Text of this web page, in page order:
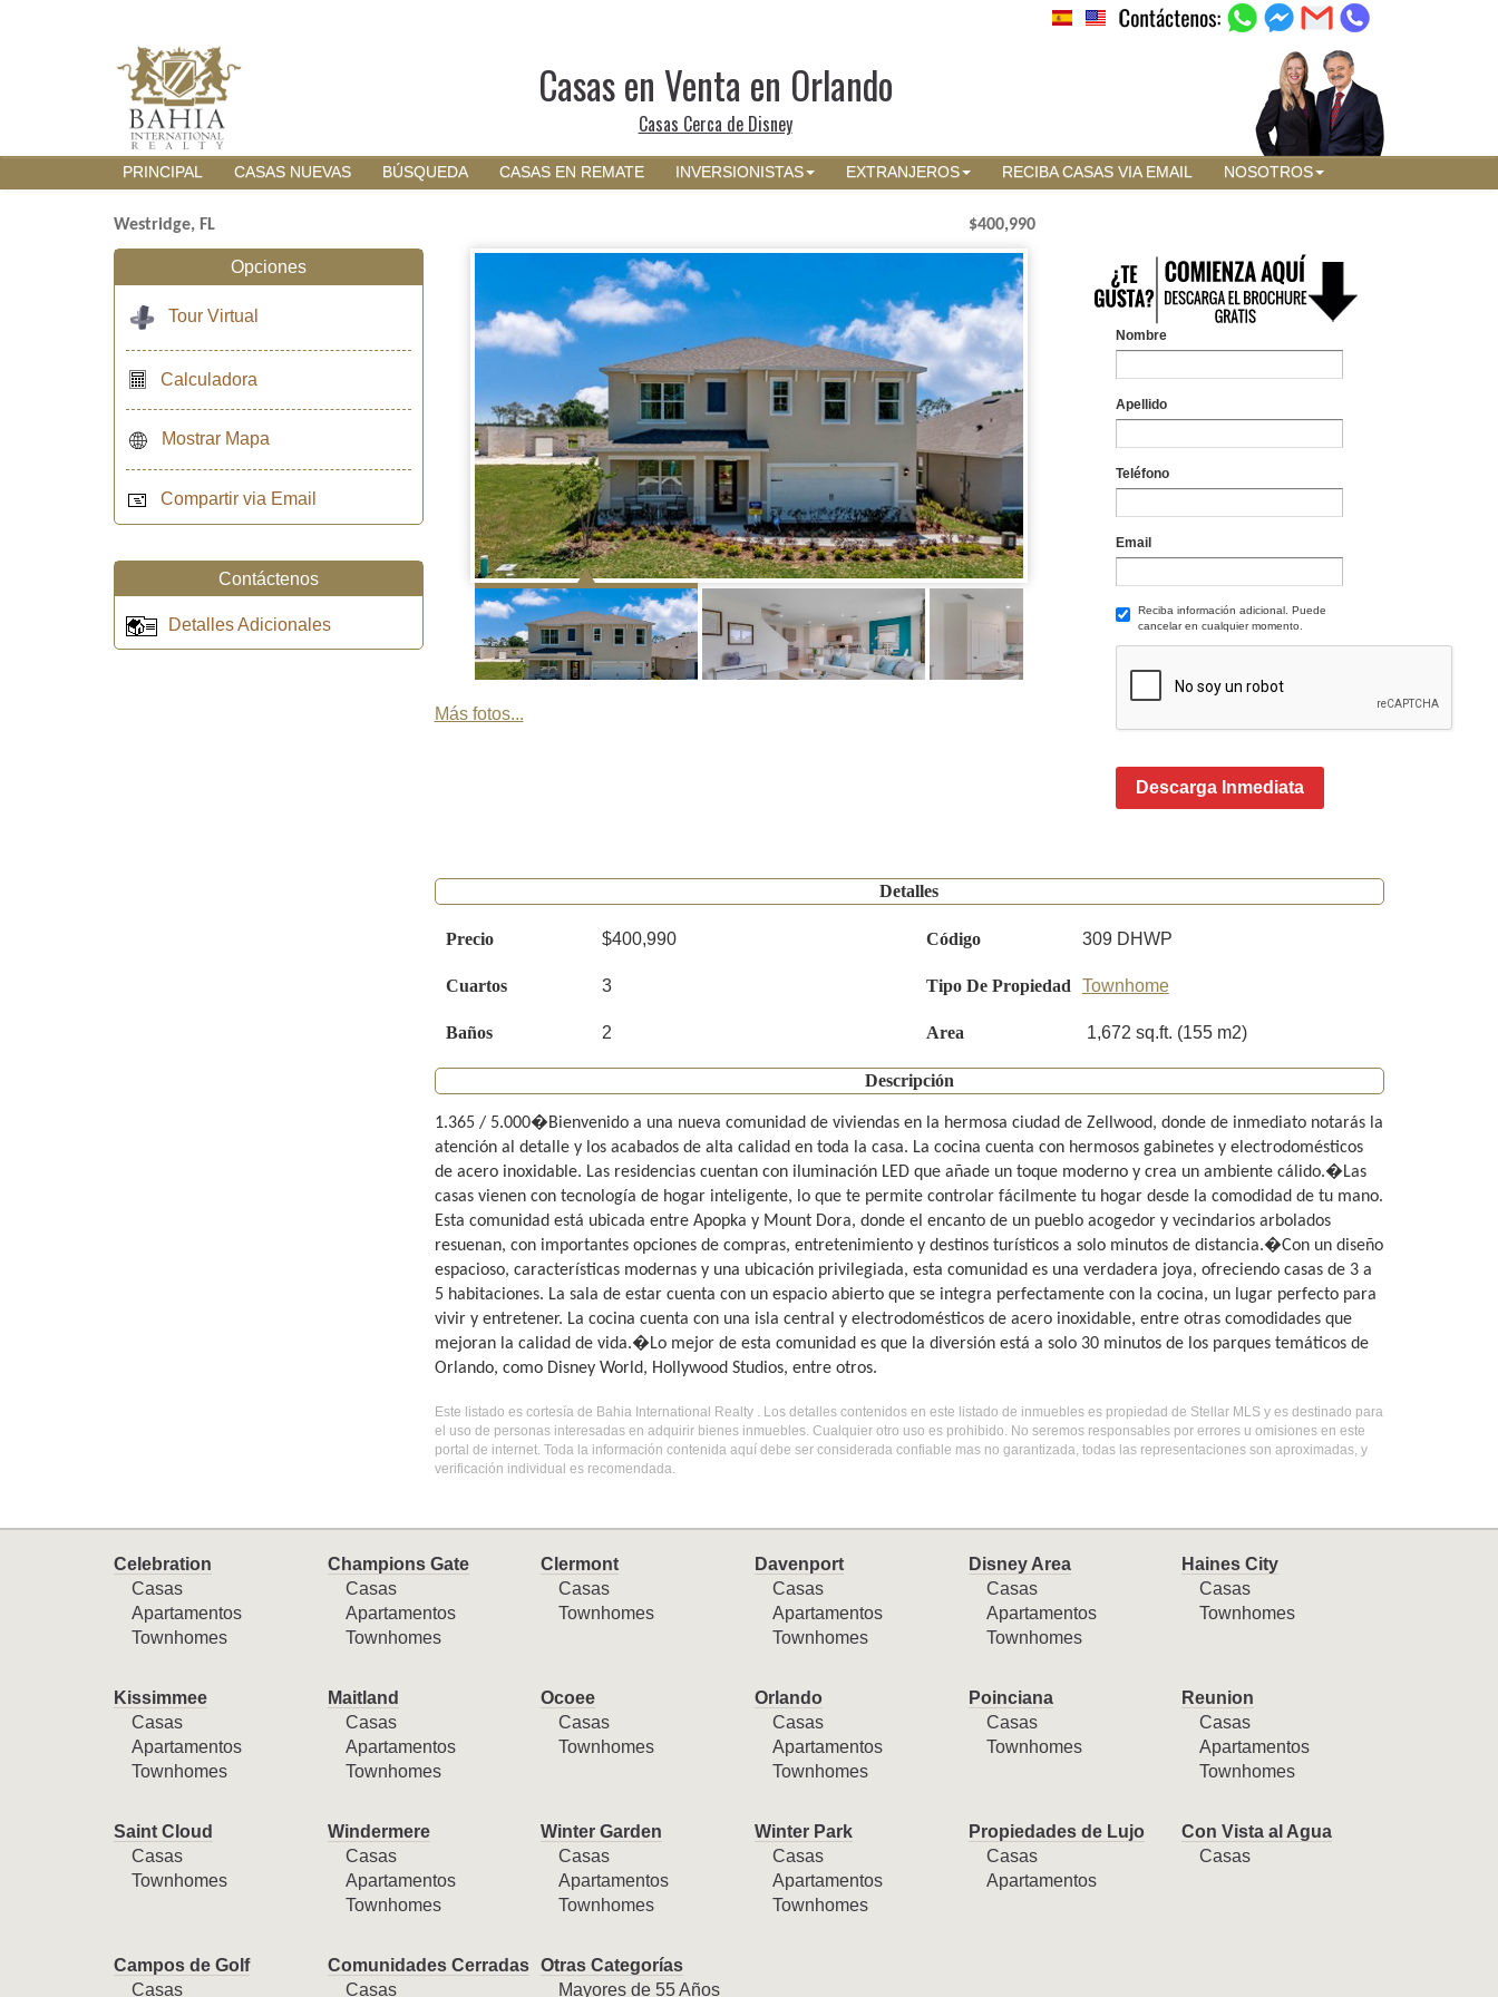
Casas en Venta en Orlando
Casas Cerca de Disney
PRINCIPAL CASAS NUEVAS BÚSQUEDA CASAS EN REMATE INVERSIONISTAS EXTRANJEROS RECIBA CASAS VIA EMAIL NOSOTROS
Westridge, FL $400,990
Más fotos...
Nombre
Apellido
Teléfono
Email
Reciba información adicional. Puede
cancelar en cualquier momento.
Descarga Inmediata
Detalles
Precio $400,990 Código 309 DHWP
Cuartos 3 Tipo De Propiedad Townhome
Baños 2 Area 1,672 sq.ft. (155 m2)
Descripción
1.365 / 5.000�Bienvenido a una nueva comunidad de viviendas en la hermosa ciudad de Zellwood, donde de inmediato notarás la
atención al detalle y los acabados de alta calidad en toda la casa. La cocina cuenta con hermosos gabinetes y electrodomésticos
de acero inoxidable. Las residencias cuentan con iluminación LED que añade un toque moderno y crea un ambiente cálido.�Las
casas vienen con tecnología de hogar inteligente, lo que te permite controlar fácilmente tu hogar desde la comodidad de tu mano.
Esta comunidad está ubicada entre Apopka y Mount Dora, donde el encanto de un pueblo acogedor y vecindarios arbolados
resuenan, con importantes opciones de compras, entretenimiento y destinos turísticos a solo minutos de distancia.�Con un diseño
espacioso, características modernas y una ubicación privilegiada, esta comunidad es una verdadera joya, ofreciendo casas de 3 a
5 habitaciones. La sala de estar cuenta con un espacio abierto que se integra perfectamente con la cocina, un lugar perfecto para
vivir y entretener. La cocina cuenta con una isla central y electrodomésticos de acero inoxidable, entre otras comodidades que
mejoran la calidad de vida.�Lo mejor de esta comunidad es que la diversión está a solo 30 minutos de los parques temáticos de
Orlando, como Disney World, Hollywood Studios, entre otros.
Este listado es cortesía de Bahia International Realty . Los detalles contenidos en este listado de inmuebles es propiedad de Stellar MLS y es destinado para
el uso de personas interesadas en adquirir bienes inmuebles. Cualquier otro uso es prohibido. No seremos responsables por errores u omisiones en este
portal de internet. Toda la información contenida aquí debe ser considerada confiable mas no garantizada, todas las representaciones son aproximadas, y
verificación individual es recomendada.
Opciones
Tour Virtual
Calculadora
Mostrar Mapa
Compartir via Email
Contáctenos
Detalles Adicionales
Celebration
Casas
Apartamentos
Townhomes
Champions Gate
Casas
Apartamentos
Townhomes
Clermont
Casas
Townhomes
Davenport
Casas
Apartamentos
Townhomes
Disney Area
Casas
Apartamentos
Townhomes
Haines City
Casas
Townhomes
Kissimmee
Casas
Apartamentos
Townhomes
Maitland
Casas
Apartamentos
Townhomes
Ocoee
Casas
Townhomes
Orlando
Casas
Apartamentos
Townhomes
Poinciana
Casas
Townhomes
Reunion
Casas
Apartamentos
Townhomes
Saint Cloud
Casas
Townhomes
Windermere
Casas
Apartamentos
Townhomes
Winter Garden
Casas
Apartamentos
Townhomes
Winter Park
Casas
Apartamentos
Townhomes
Propiedades de Lujo
Casas
Apartamentos
Con Vista al Agua
Casas
Campos de Golf
Casas
Comunidades Cerradas
Casas
Otras Categorías
Mayores de 55 Años